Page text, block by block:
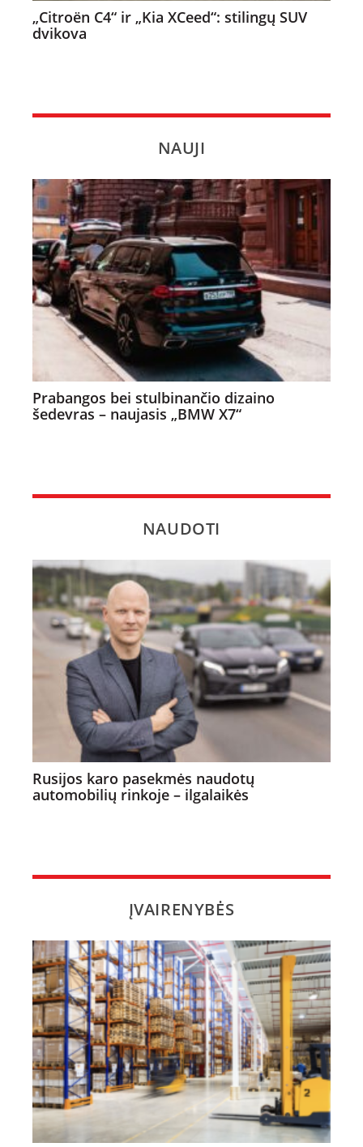
„Citroën C4“ ir „Kia XCeed“: stilingų SUV
dvikova
NAUJI
Prabangos bei stulbinančio dizaino
šedevras – naujasis „BMW X7“
NAUDOTI
Rusijos karo pasekmės naudotų
automobilių rinkoje – ilgalaikės
ĮVAIRENYBĖS